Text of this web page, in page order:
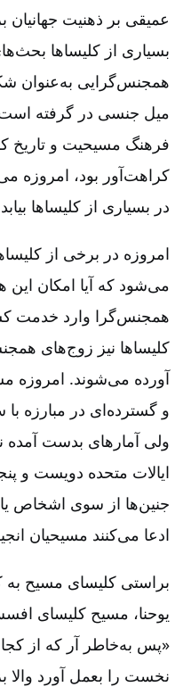
عمیقی بر ذهنیت
بسیاری از کلیساها
همجنس‌گرایی به‌عنوان
میل جنسی در گرفته است
فرهنگ مسیحیت و تاریخ
کراهت‌آور بود، امروزه
در بسیاری از کلیساها
امروزه در برخی از
می‌شود که آیا امکان
همجنس‌گرا وارد خدمت
کلیساها نیز زوج‌های
آورده می‌شوند. امروزه
و گسترده‌ای در مبارزه
ولی آمارهای بدست آمده
ایالات متحده دویست و
جنین‌ها از سوی اشخاص
ادعا می‌کنند مسیحیان
براستی کلیسای مسیح
یوحنا، مسیح کلیسای
«پس به‌خاطر آر که از کجا
نخست را بعمل آورد والا